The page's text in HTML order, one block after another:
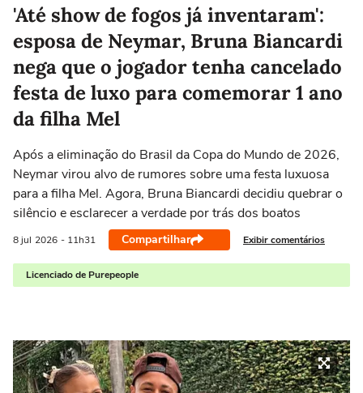
Selecione o time para ver as notícias
'Até show de fogos já inventaram':
esposa de Neymar, Bruna Biancardi
nega que o jogador tenha cancelado
festa de luxo para comemorar 1 ano
da filha Mel
Após a eliminação do Brasil da Copa do Mundo de 2026,
Neymar virou alvo de rumores sobre uma festa luxuosa
para a filha Mel. Agora, Bruna Biancardi decidiu quebrar o
silêncio e esclarecer a verdade por trás dos boatos
8 jul 2026 - 11h31 Compartilhar Exibir comentários
Licenciado de Purepeople